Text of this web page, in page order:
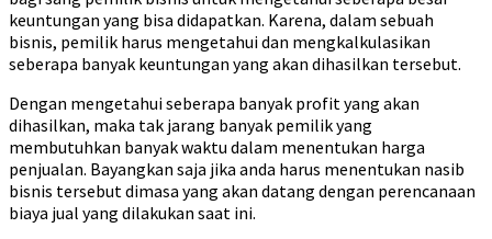
keuntungan yang bisa didapatkan. Karena, dalam sebuah
bisnis, pemilik harus mengetahui dan mengkalkulasikan
seberapa banyak keuntungan yang akan dihasilkan tersebut.
Dengan mengetahui seberapa banyak profit yang akan
dihasilkan, maka tak jarang banyak pemilik yang
membutuhkan banyak waktu dalam menentukan harga
penjualan. Bayangkan saja jika anda harus menentukan nasib
bisnis tersebut dimasa yang akan datang dengan perencanaan
biaya jual yang dilakukan saat ini.